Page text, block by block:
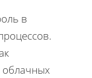
в
облачных